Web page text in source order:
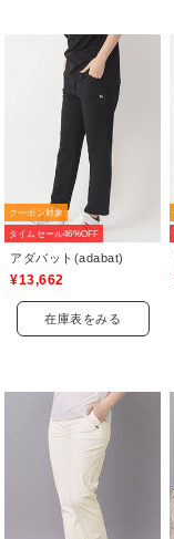
クーポン対象
タイムセール46%OFF
アダバット(adabat)
¥13,662
在庫表をみる